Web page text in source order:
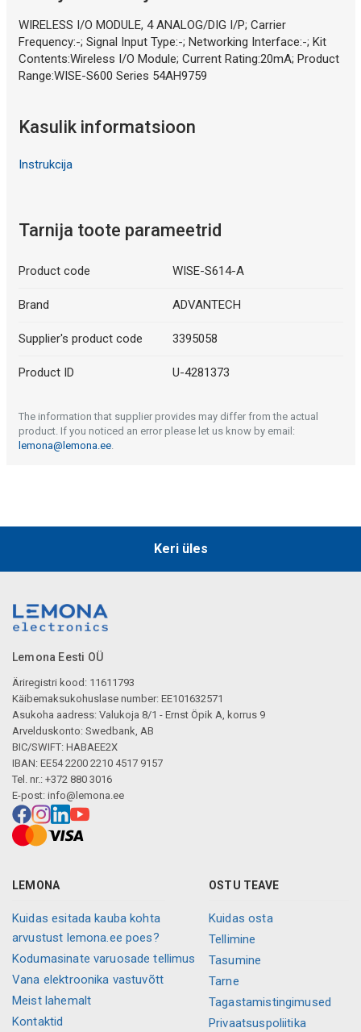
WIRELESS I/O MODULE, 4 ANALOG/DIG I/P; Carrier
Frequency:-; Signal Input Type:-; Networking Interface:-; Kit
Contents:Wireless I/O Module; Current Rating:20mA; Product
Range:WISE-S600 Series 54AH9759
Kasulik informatsioon
Instrukcija
Tarnija toote parameetrid
Product code WISE-S614-A
Brand ADVANTECH
Supplier's product code 3395058
Product ID U-4281373
The information that supplier provides may differ from the actual
product. If you noticed an error please let us know by email:
lemona@lemona.ee.
Keri üles
Lemona Eesti OÜ
Äriregistri kood: 11611793
Käibemaksukohuslase number: EE101632571
Asukoha aadress: Valukoja 8/1 - Ernst Öpik A, korrus 9
Arvelduskonto: Swedbank, AB
BIC/SWIFT: HABAEE2X
IBAN: EE54 2200 2210 4517 9157
Tel. nr.: +372 880 3016
E-post: info@lemona.ee
LEMONA
Kuidas esitada kauba kohta
arvustust lemona.ee poes?
Kodumasinate varuosade tellimus
Vana elektroonika vastuvõtt
Meist lahemalt
Kontaktid
OSTU TEAVE
Kuidas osta
Tellimine
Tasumine
Tarne
Tagastamistingimused
Privaatsuspoliitika